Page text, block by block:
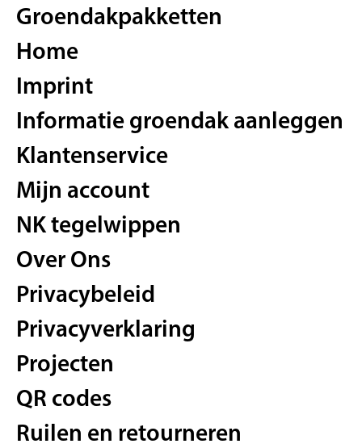
Groendakpakketten
Home
Imprint
Informatie groendak aanleggen
Klantenservice
Mijn account
NK tegelwippen
Over Ons
Privacybeleid
Privacyverklaring
Projecten
QR codes
Ruilen en retourneren